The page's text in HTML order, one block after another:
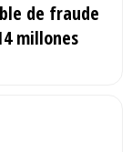
de fraude
millones